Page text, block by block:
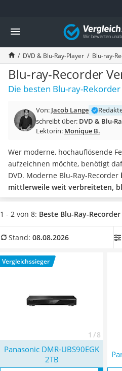
Die beliebtesten Vergleiche nach
Elektronik
Powerstation
Monitor 32 Zoll 4K
Fernseher
Drucker
Desktop-PC
Diascanner
Laser-Multifunktionsdrucker
Powerstation mit Solarpanel
Gaming-PC
Soundbar
17-Zoll-Laptop
Satellitenschüssel
Gaming-Headset
Tablets unter 200 Euro
Lichtwecker
Acer Aspire
Vergleich
DVD & Blu-Ray-Player Blu-ray-
Blu-ray-Recorder
Die besten Blu-ray-
Von: Jacob Lange
schreibt über: DVD & Blu-
Lektorin: Monique B.
Wer moderne, hochauflösende
aufzeichnen möchte, benötigt
DVD. Moderne Blu-Ray-Recorder
mittlerweile weit verbreiteten,
Stunden Programm. Wählen Sie
Vergleichstabelle ein Gerätmit
aufnehmen möchten. So entgeht
im August 2026 besonders das
UBS90EGK 2TB
1 - 2 von 8: Beste Blu-Ray-Recorder
Stand: 08.08.2026
Vergleichssieger
1 / 8
Panasonic DMR-UBS90EGK
2TB